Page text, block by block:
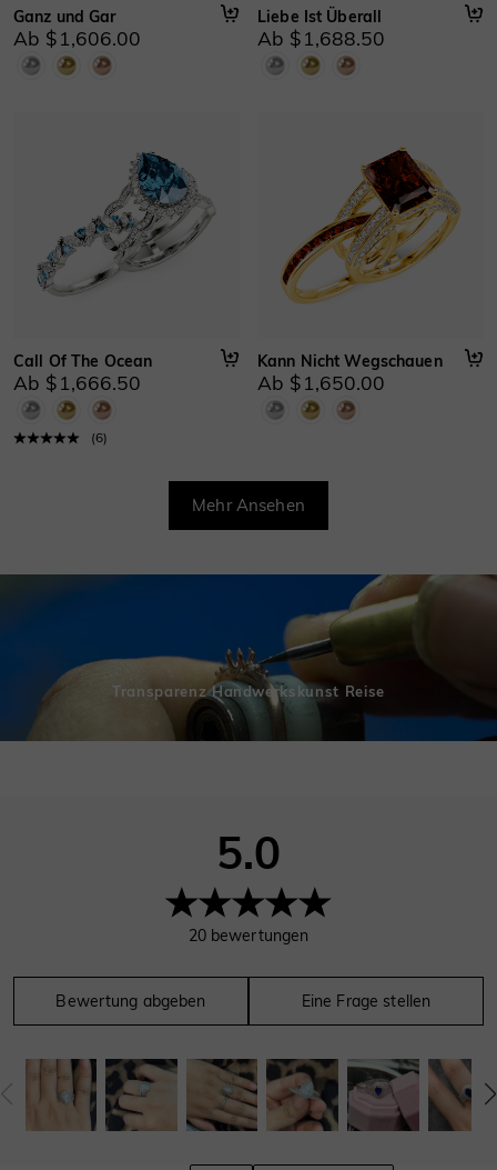
Ganz und Gar
Ab $1,606.00
Liebe Ist Überall
Ab $1,688.50
Call Of The Ocean
Ab $1,666.50
(6)
Kann Nicht Wegschauen
Ab $1,650.00
Mehr Ansehen
Transparenz Handwerkskunst Reise
5.0
20 bewertungen
Bewertung abgeben Eine Frage stellen